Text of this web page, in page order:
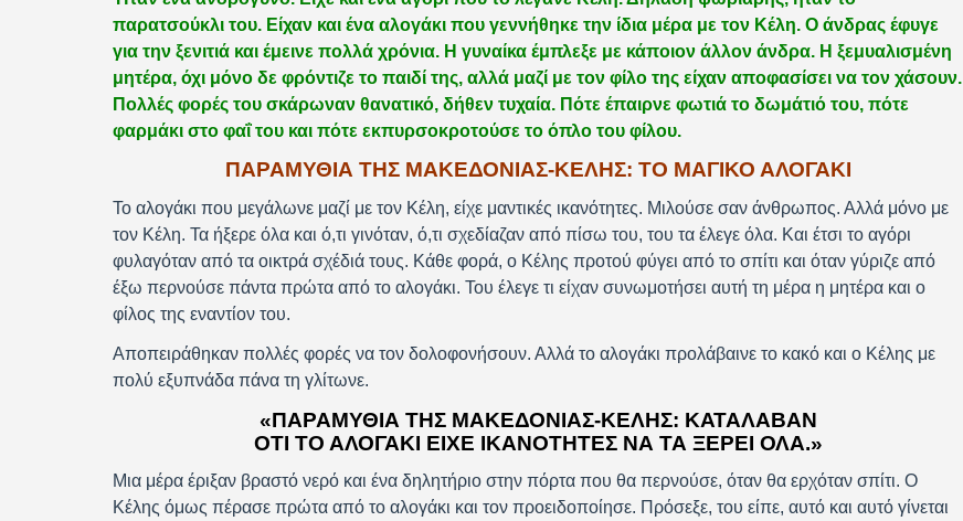
παρατσούκλι του. Είχαν και ένα αλογάκι που γεννήθηκε την ίδια μέρα με τον Κέλη. Ο άνδρας έφυγε
για την ξενιτιά και έμεινε πολλά χρόνια. Η γυναίκα έμπλεξε με κάποιον άλλον άνδρα. Η ξεμυαλισμένη
μητέρα, όχι μόνο δε φρόντιζε το παιδί της, αλλά μαζί με τον φίλο της είχαν αποφασίσει να τον χάσουν.
Πολλές φορές του σκάρωναν θανατικό, δήθεν τυχαία. Πότε έπαιρνε φωτιά το δωμάτιό του, πότε
φαρμάκι στο φαΐ του και πότε εκπυρσοκροτούσε το όπλο του φίλου.
ΠΑΡΑΜΥΘΙΑ ΤΗΣ ΜΑΚΕΔΟΝΙΑΣ-ΚΕΛΗΣ: ΤΟ ΜΑΓΙΚΟ ΑΛΟΓΑΚΙ
Το αλογάκι που μεγάλωνε μαζί με τον Κέλη, είχε μαντικές ικανότητες. Μιλούσε σαν άνθρωπος. Αλλά μόνο με
τον Κέλη. Τα ήξερε όλα και ό,τι γινόταν, ό,τι σχεδίαζαν από πίσω του, του τα έλεγε όλα. Και έτσι το αγόρι
φυλαγόταν από τα οικτρά σχέδιά τους. Κάθε φορά, ο Κέλης προτού φύγει από το σπίτι και όταν γύριζε από
έξω περνούσε πάντα πρώτα από το αλογάκι. Του έλεγε τι είχαν συνωμοτήσει αυτή τη μέρα η μητέρα και ο
φίλος της εναντίον του.
Αποπειράθηκαν πολλές φορές να τον δολοφονήσουν. Αλλά το αλογάκι προλάβαινε το κακό και ο Κέλης με
πολύ εξυπνάδα πάνα τη γλίτωνε.
«ΠΑΡΑΜΎΘΙΑ ΤΗΣ ΜΑΚΕΔΟΝΊΑΣ-ΚΈΛΗΣ: ΚΑΤΆΛΑΒΑΝ
ΌΤΙ ΤΟ ΑΛΟΓΆΚΙ ΕΊΧΕ ΙΚΑΝΌΤΗΤΕΣ ΝΑ ΤΑ ΞΈΡΕΙ ΌΛΑ.»
Μια μέρα έριξαν βραστό νερό και ένα δηλητήριο στην πόρτα που θα περνούσε, όταν θα ερχόταν σπίτι. Ο
Κέλης όμως πέρασε πρώτα από το αλογάκι και τον προειδοποίησε. Πρόσεξε, του είπε, αυτό και αυτό γίνεται